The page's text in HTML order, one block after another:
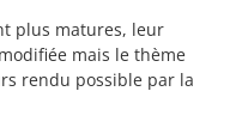
plus matures, leur
mais le thème
rendu possible par la